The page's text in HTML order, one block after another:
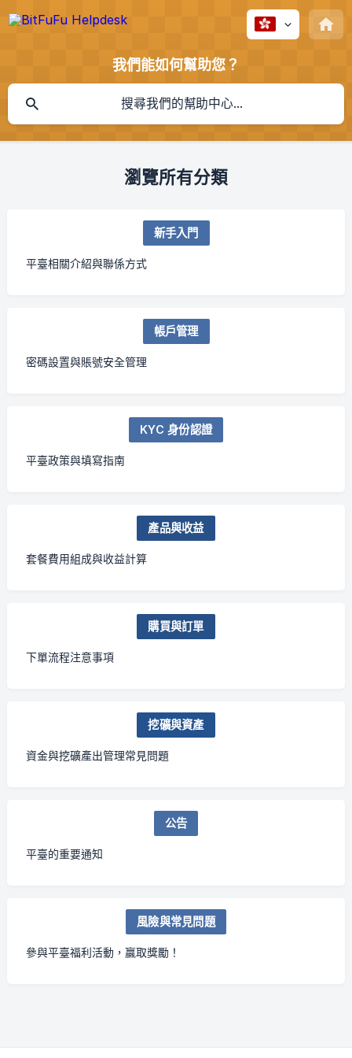
我們能如何幫助您？
瀏覽所有分類
新手入門
平臺相關介紹與聯係方式
帳戶管理
密碼設置與賬號安全管理
KYC 身份認證
平臺政策與填寫指南
產品與收益
套餐費用組成與收益計算
購買與訂單
下單流程注意事項
挖礦與資產
資金與挖礦產出管理常見問題
公告
平臺的重要通知
風險與常見問題
參與平臺福利活動，贏取獎勵！